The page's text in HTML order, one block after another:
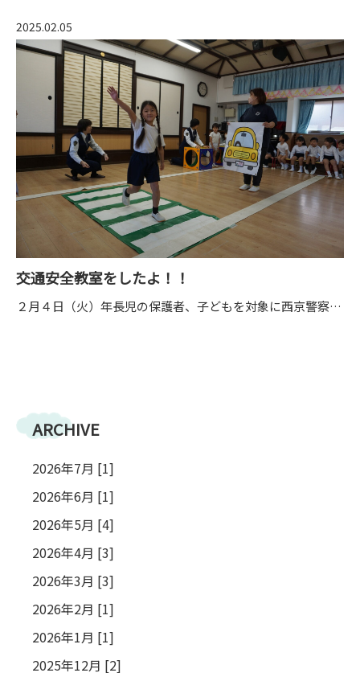
2025.02.05
交通安全教室をしたよ！！
２月４日（火）年長児の保護者、子どもを対象に西京警察署のお巡りさんによる、交通安全教室を行いました。横断歩道を渡る時の約束（とまる・みる・あいず・まつ）を守りながら、横断歩道を渡る練習をしました。小学生になるまでにお家の人と一緒に通学路を歩いてみるなど、交通事故を防止するために、どんな事に気おつければいいのか色んな話を真剣に聞いていた年長児でした。
ARCHIVE
2026年7月 [1]
2026年6月 [1]
2026年5月 [4]
2026年4月 [3]
2026年3月 [3]
2026年2月 [1]
2026年1月 [1]
2025年12月 [2]